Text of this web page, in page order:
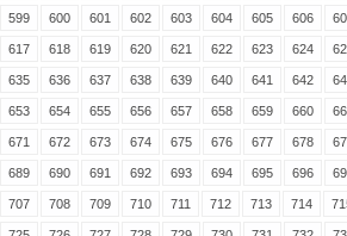
599 600 601 602 603 604 605 606
617 618 619 620 621 622 623 624
635 636 637 638 639 640 641 642
653 654 655 656 657 658 659 660
671 672 673 674 675 676 677 678
689 690 691 692 693 694 695 696
707 708 709 710 711 712 713 714